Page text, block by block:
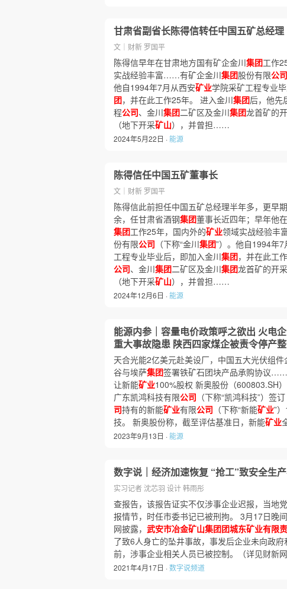
甘肃省副省长陈得信转任中国五矿总经理
文｜财新 罗国平
陈得信早年在甘肃地方国有矿企金川集团工作
实战经验丰富……有矿企金川集团股份有限公司
他自1994年7月从西安矿业学院采矿工程专业
团，并在此工作25年。 进入金川集团后，他先
程公司、金川集团二矿区及金川集团龙首矿的
（地下开采矿山），并曾担……
2024年5月22日 · 能源
陈得信任中国五矿董事长
文｜财新 罗国平
陈得信此前担任中国五矿总经理半年多，更早
余，任甘肃省酒钢集团董事长近四年；早年他
集团工作25年，国内外的矿业领域实战经验
份有限公司 （下称“金川集团”）。他自1994年7
工程专业毕业后，即加入金川集团，并在此工
公司、金川集团二矿区及金川集团龙首矿的开
（地下开采矿山），并曾担……
2024年12月6日 · 能源
能源内参｜容量电价政策呼之欲出 火电
重大事故隐患 陕西四家煤企被责令停产
天合光能2亿美元赴美设厂，中国五大光伏组
谷与埃萨集团签署铁矿石团块产品承购协议
让新能矿业100%股权 新奥股份（600803.SH）
广东凯鸿科技有限公司 （下称“凯鸿科技”）签
司持有的新能矿业有限公司 （下称“新能矿业”
技。 新奥股份称，截至评估基准日，新能矿业
2023年9月13日 · 能源
数字说｜经济加速恢复 “抢工”致安全生
实习记者 沈芯羽 设计 韩雨彤
查报告，该报告证实不仅涉事企业迟报，当地
报情节，时任市委书记已被刑拘。 3月17日晚
网披露， 武安市冶金矿山集团团城东矿业有限
了致6人身亡的坠井事故，事发后企业未向政府
前，涉事企业相关人员已被控制。（详见财
2021年4月17日 ·数字说频道